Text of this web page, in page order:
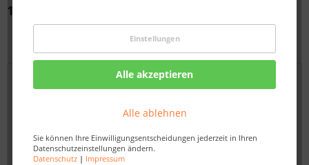
Einstellungen
Alle akzeptieren
Alle ablehnen
Sie können Ihre Einwilligungsentscheidungen jederzeit in Ihren
Datenschutzeinstellungen ändern.
Datenschutz| Impressum
1.3.12.+10